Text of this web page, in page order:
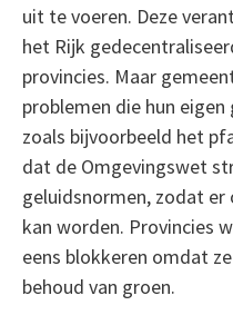
uit te voeren. Deze
het Rijk
provincies. Maar
problemen die hun
zoals bijvoorbeeld het
dat de Omgevingswet
geluidsnormen, zodat
kan worden. Provincies
eens blokkeren omdat
behoud van groen.